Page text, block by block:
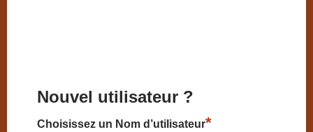
Nouvel utilisateur ?
Choisissez un Nom d’utilisateur*